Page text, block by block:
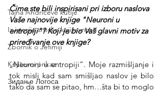
Tajna Andrićeve kutije
Iz istorije srpske književnosti
Zbornik o Jefimiji
Književni prikaz
Зидање Логоса
Čime ste bili inspirisani pri izboru naslova
Vaše najnovije knjige "Neuroni u
entropiji"? Koji je bio Vaš glavni motiv za
priređivanje ove knjige?
„Neuroni u entropiji“. Moje razmišljanje i
tok misli kad sam smišljao naslov je bilo
tako da sam se pitao, hm…šta bi to moglo